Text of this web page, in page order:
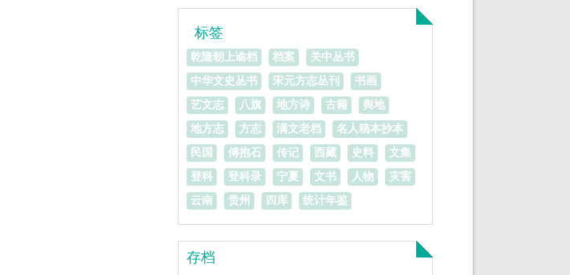
标签
乾隆朝上谕档 档案
关中丛书
中华文史丛书
宋元方志丛刊
书画
艺文志
八旗 地方诗 古籍
舆地
地方志
方志 满文老档
名人稿本抄本
民国
傅抱石 传记 西藏 史料
文集
登科
登科录 宁夏 文书 人物
灾害
云南
贵州 四库 统计年鉴
存档